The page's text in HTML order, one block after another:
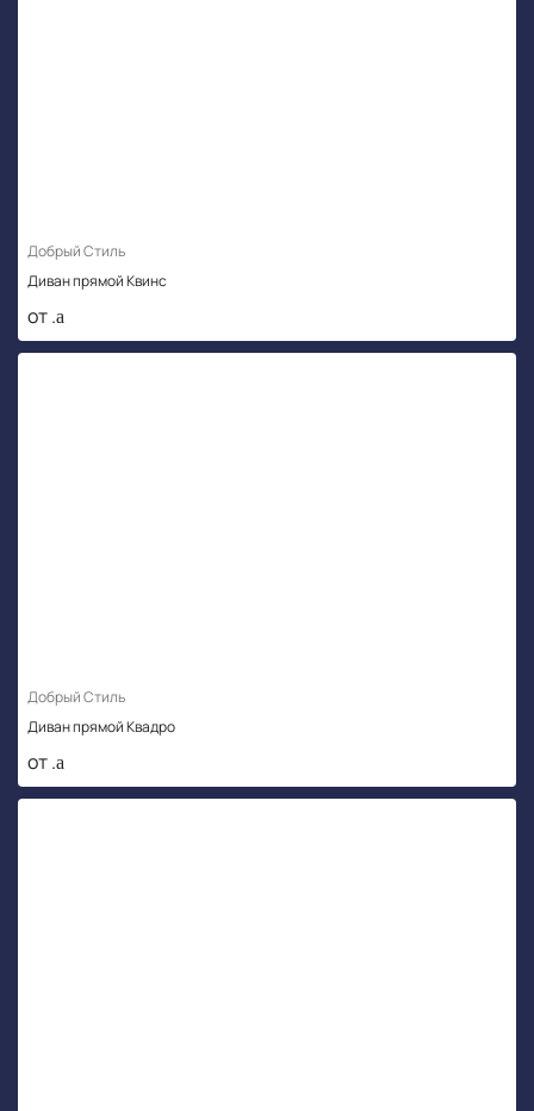
Добрый Стиль
Диван прямой Квинс
от .
Добрый Стиль
Диван прямой Квадро
от .